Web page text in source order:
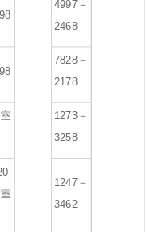
4997－
2468
7828－
2178
1273－
3258
1247－
3462